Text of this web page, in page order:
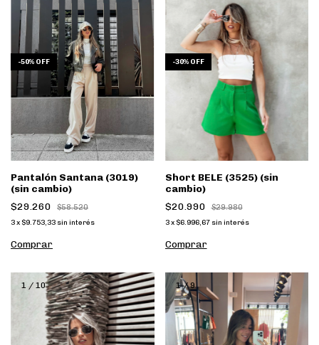
-50% OFF
Pantalón Santana (3019)
(sin cambio)
$29.260
$58.520
3x $9.753,33 sin interés
Comprar
-30% OFF
Short BELE (3525) (sin
cambio)
$20.990
$29.980
3 x $6.996,67 sin interés
Comprar
1 / 10 1/9